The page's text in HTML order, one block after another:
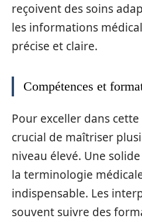
reçoivent des soins
les informations
précise et claire.
Compétences et
Pour exceller dans
crucial de maîtriser
niveau élevé. Une
la terminologie
indispensable. Les
souvent suivre des